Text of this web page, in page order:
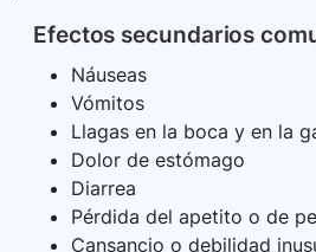
Efectos secundarios
Náuseas
Vómitos
Llagas en la boca y en la
Dolor de estómago
Diarrea
Pérdida del apetito o de
Cansancio o debilidad